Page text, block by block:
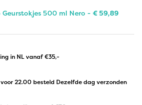
500 ml Nero - €59,89
in NLvanaf €35,-
22.00 besteld Dezelfde dag verzonden